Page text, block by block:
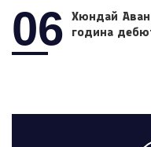
06
Хюндай
година